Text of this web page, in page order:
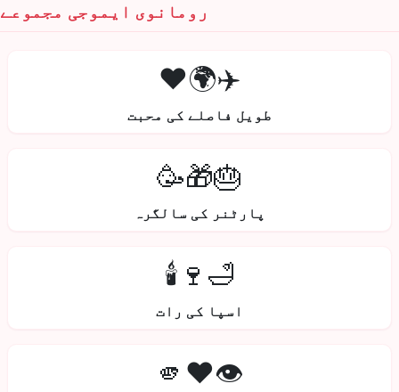
رومانوی ایموجی مجموعے
✈️🌍❤️
طویل فاصلے کی محبت
🎂🎁🥳
پارٹنر کی سالگرہ
🛁🍷🕯️
اسپا کی رات
👁️❤️🫵